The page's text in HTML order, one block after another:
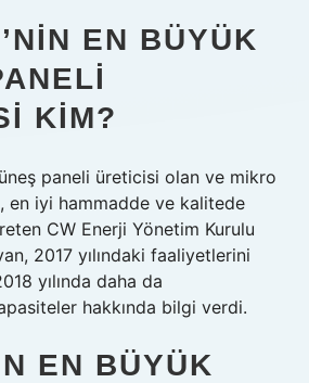
EN BÜYÜK
KIM?
paneli üreticisi olan ve mikro
en iyi hammadde ve kalitede
CW Enerji Yönetim Kurulu
2017 yılındaki faaliyetlerini
yılında daha da
hakkında bilgi verdi.
EN BÜYÜK